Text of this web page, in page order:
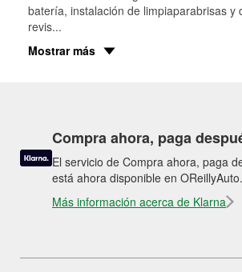
batería, instalación de limpiaparabrisas y
revis...
Mostrar más
Compra ahora, paga
El servicio de Compra ahora, paga
está ahora disponible en
Más información acerca de Klarna